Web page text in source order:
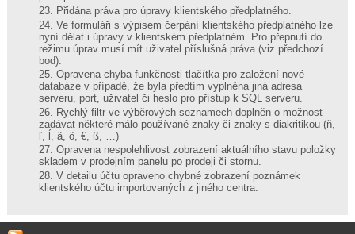
Přidána práva pro úpravy klientského předplatného.
Ve formuláři s výpisem čerpání klientského předplatného lze
nyní dělat i úpravy v klientském předplatném. Pro přepnutí do
režimu úprav musí mít uživatel příslušná práva (viz předchozí
bod).
Opravena chyba funkčnosti tlačítka pro založení nové
databáze v případě, že byla předtím vyplněna jiná adresa
serveru, port, uživatel či heslo pro přístup k SQL serveru.
Rychlý filtr ve výběrových seznamech doplněn o možnost
zadávat některé málo používané znaky či znaky s diakritikou (ň,
ľ, ĺ, ä, ö, €, ß, …)
Opravena nespolehlivost zobrazení aktuálního stavu položky
skladem v prodejním panelu po prodeji či stornu.
V detailu účtu opraveno chybné zobrazení poznámek
klientského účtu importovaných z jiného centra.